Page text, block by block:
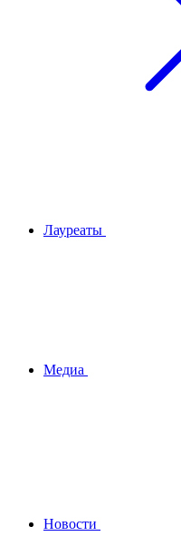
Лауреаты
Медиа
Новости